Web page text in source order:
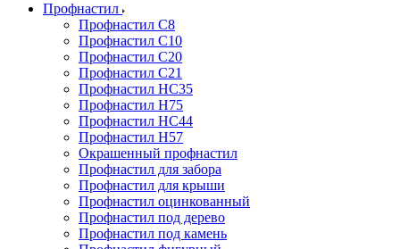
Профнастил
Профнастил С8
Профнастил С10
Профнастил С20
Профнастил С21
Профнастил НС35
Профнастил Н75
Профнастил HC44
Профнастил Н57
Окрашенный профнастил
Профнастил для забора
Профнастил для крыши
Профнастил оцинкованный
Профнастил под дерево
Профнастил под камень